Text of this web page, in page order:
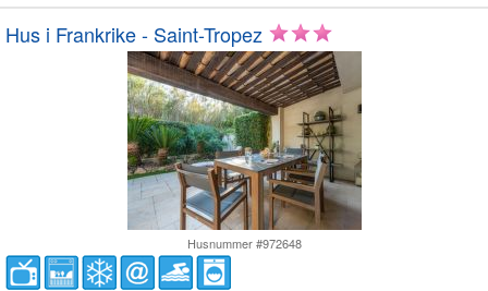
Hus i Frankrike - Saint-Tropez
Husnummer #972648